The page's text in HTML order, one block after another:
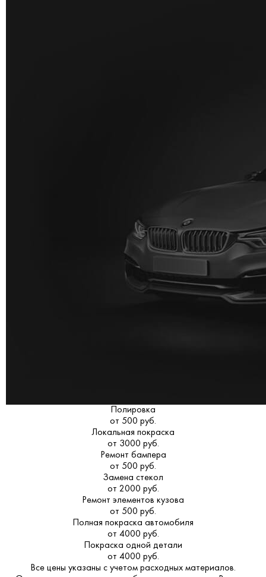
Полировка
от 500 руб.
Локальная покраска
от 3000 руб.
Ремонт бампера
от 500 руб.
Замена стекол
от 2000 руб.
Ремонт элементов кузова
от 500 руб.
Полная покраска автомобиля
от 4000 руб.
Покраска одной детали
от 4000 руб.
Все цены указаны с учетом расходных материалов.